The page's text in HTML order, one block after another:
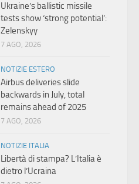
Ukraine’s ballistic missile
tests show ‘strong potential’:
Zelenskyy
7 AGO, 2026
NOTIZIE ESTERO
Airbus deliveries slide
backwards in July, total
remains ahead of 2025
7 AGO, 2026
NOTIZIE ITALIA
Libertà di stampa? L’Italia è
dietro l’Ucraina